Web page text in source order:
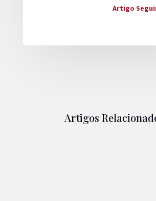
Artigo
Artigos